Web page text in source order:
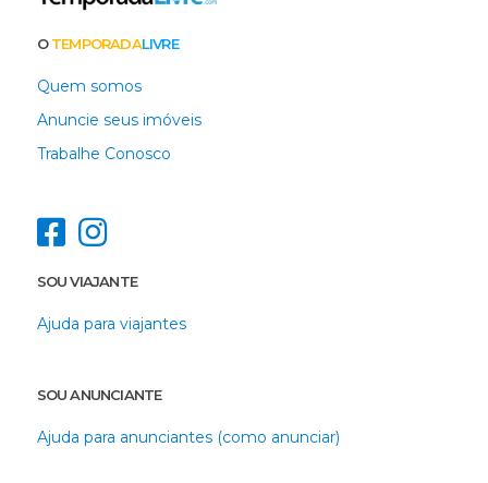
OTEMPORADALIVRE
Quem somos
Anuncie seus imóveis
Trabalhe Conosco
SOU VIAJANTE
Ajuda para viajantes
SOU ANUNCIANTE
Ajuda para anunciantes (como anunciar)